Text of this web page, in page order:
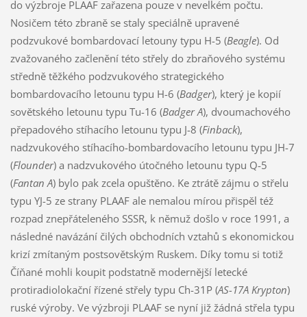
do výzbroje PLAAF zařazena pouze v nevelkém počtu.
Nosičem této zbraně se staly speciálně upravené
podzvukové bombardovací letouny typu H-5 (Beagle). Od
zvažovaného začlenění této střely do zbraňového systému
středně těžkého podzvukového strategického
bombardovacího letounu typu H-6 (Badger), který je kopií
sovětského letounu typu Tu-16 (Badger A), dvoumachového
přepadového stíhacího letounu typu J-8 (Finback),
nadzvukového stíhacího-bombardovacího letounu typu JH-7
(Flounder) a nadzvukového útočného letounu typu Q-5
(Fantan A) bylo pak zcela opuštěno. Ke ztrátě zájmu o střelu
typu YJ-5 ze strany PLAAF ale nemalou mírou přispěl též
rozpad znepřáteleného SSSR, k němuž došlo v roce 1991, a
následné navázání čilých obchodních vztahů s ekonomickou
krizí zmítaným postsovětským Ruskem. Díky tomu si totiž
Číňané mohli koupit podstatně modernější letecké
protiradiolokační řízené střely typu Ch-31P (AS-17A Krypton)
ruské výroby. Ve výzbroji PLAAF se nyní již žádná střela typu